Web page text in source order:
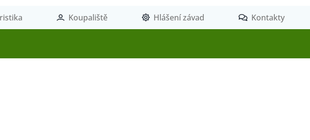
Koupaliště Hlášení závad Kontakty